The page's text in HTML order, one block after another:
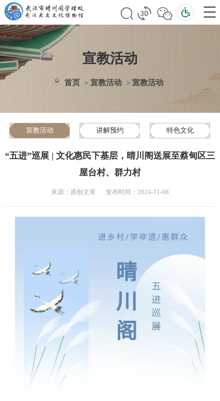
宣教活动
首页 > 宣教活动 > 宣教活动
宣教活动 讲解预约 特色文化
“五进”巡展 | 文化惠民下基层，晴川阁送展至蔡甸区三
屋台村、群力村
来源：原创文章 发布时间：2024-11-08